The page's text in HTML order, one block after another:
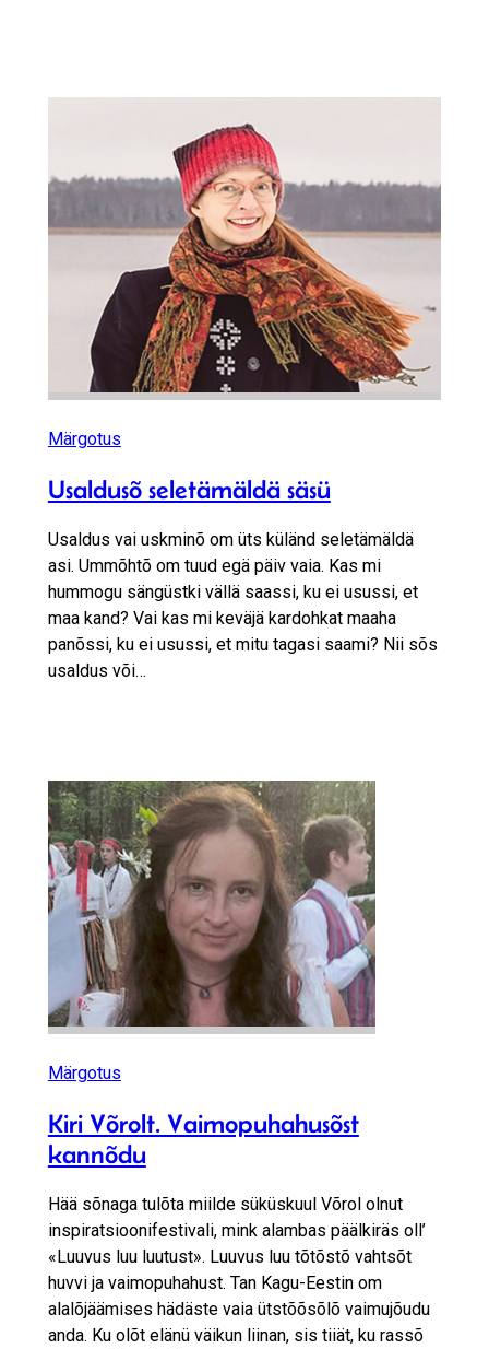
Märgotus
Usaldusõ seletämäldä säsü
Usaldus vai uskminõ om üts küländ seletämäldä
asi. Ummõhtõ om tuud egä päiv vaia. Kas mi
hummogu sängüstki vällä saassi, ku ei usussi, et
maa kand? Vai kas mi keväjä kardohkat maaha
panõssi, ku ei usussi, et mitu tagasi saami? Nii sõs
usaldus või…
Märgotus
Kiri Võrolt. Vaimopuhahusõst
kannõdu
Hää sõnaga tulõta miilde süküskuul Võrol olnut
inspiratsioonifestivali, mink alambas päälkiräs oll’
«Luuvus luu luutust». Luuvus luu tõtõstõ vahtsõt
huvvi ja vaimopuhahust. Tan Kagu-Eestin om
alalõjäämises hädäste vaia ütstõõsõlõ vaimujõudu
anda. Ku olõt elänü väikun liinan, sis tiiät, ku rassõ